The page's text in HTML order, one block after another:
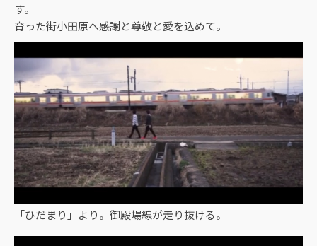
す。
育った街小田原へ感謝と尊敬と愛を込めて。
「ひだまり」より。御殿場線が走り抜ける。